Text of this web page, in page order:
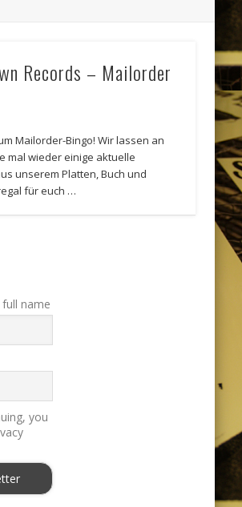
Records – Mailorder
Mailorder-Bingo! Wir lassen an
mal wieder einige aktuelle
unserem Platten, Buch und
für euch …
name
you